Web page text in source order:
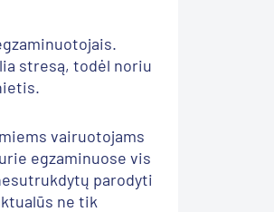
stresą, todėl noriu
vairuotojams
egzaminuose vis
parodyti
ne tik